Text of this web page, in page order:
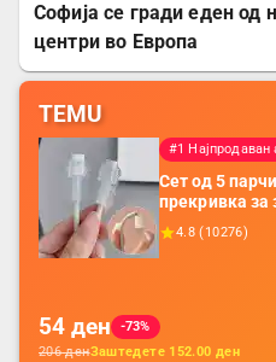
Софија се гради еден од
центри во Европа
TEMU
#1 Најпродаван
Сет од 5
прекривка за
додатоци за
батерија, за
4.8 ( 10276)
54 ден
-73%
206денЗаштедете 152.00 ден